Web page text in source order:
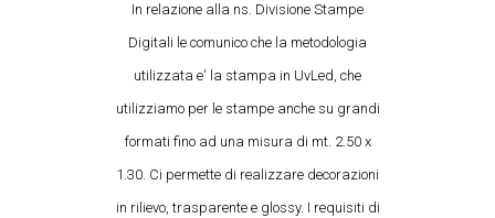
In relazione alla ns. Divisione Stampe
Digitali le comunico che la metodologia
utilizzata e' la stampa in UvLed, che
utilizziamo per le stampe anche su grandi
formati fino ad una misura di mt. 2.50 x
1.30. Ci permette di realizzare decorazioni
in rilievo, trasparente e glossy. I requisiti di